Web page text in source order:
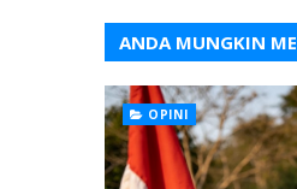
ANDA MUNGKIN
OPINI